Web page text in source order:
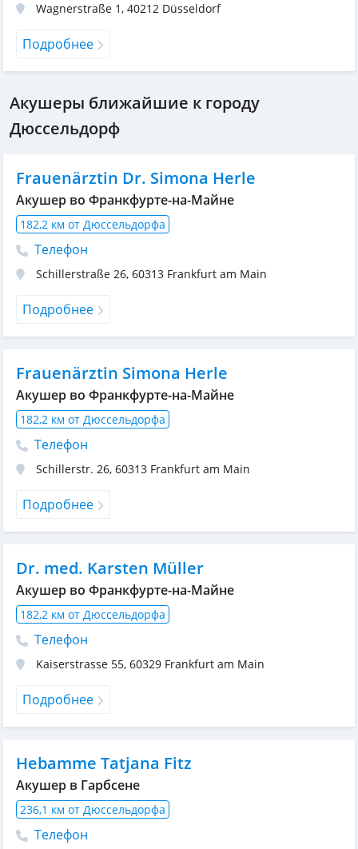
Wagnerstraße 1, 40212 Düsseldorf
Подробнее
Акушеры ближайшие к городу
Дюссельдорф
Frauenärztin Dr. Simona Herle
Акушер во Франкфурте-на-Майне
182,2 км от Дюссельдорфа
Телефон
Schillerstraße 26, 60313 Frankfurt am Main
Подробнее
Frauenärztin Simona Herle
Акушер во Франкфурте-на-Майне
182,2 км от Дюссельдорфа
Телефон
Schillerstr. 26, 60313 Frankfurt am Main
Подробнее
Dr. med. Karsten Müller
Акушер во Франкфурте-на-Майне
182,2 км от Дюссельдорфа
Телефон
Kaiserstrasse 55, 60329 Frankfurt am Main
Подробнее
Hebamme Tatjana Fitz
Акушер в Гарбсене
236,1 км от Дюссельдорфа
Телефон